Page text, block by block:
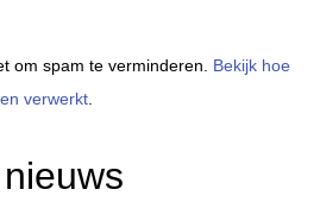
om spam te verminderen. Bekijk hoe
verwerkt